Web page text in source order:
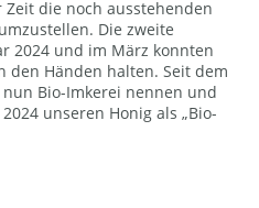
die noch ausstehenden
Die zweite
2024 und im März konnten
den Händen halten. Seit dem
Bio-Imkerei nennen und
unseren Honig als „Bio-